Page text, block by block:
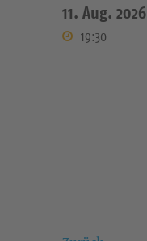
11. Aug. 2026
19:30